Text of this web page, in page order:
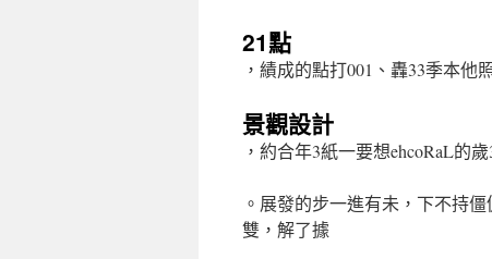
21點
，績成的點打001、轟33季本他
景觀設計
，約合年3紙一要想ehcoRaL的
。展發的步一進有未，下不持
雙，解了據